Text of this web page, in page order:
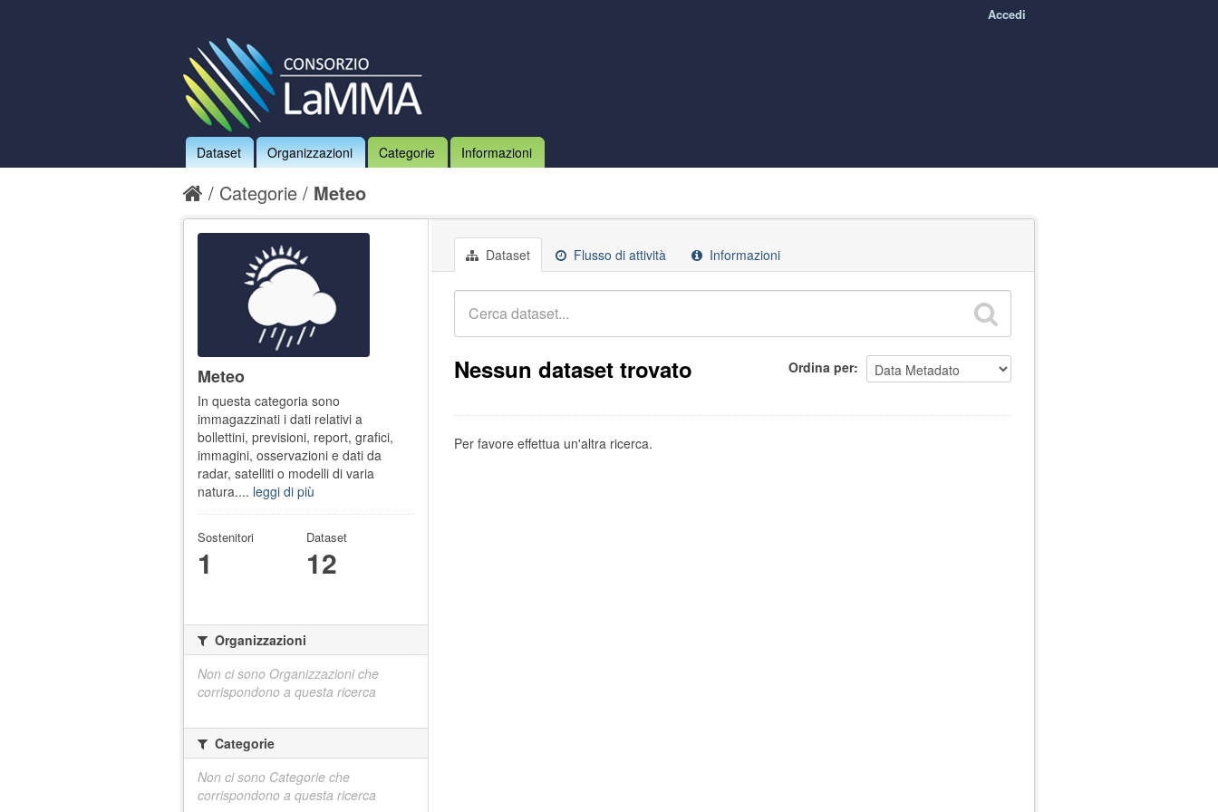
Accedi
Dataset Organizzazioni Categorie Informazioni
Categorie Meteo
Dataset Flusso di attività Informazioni
Ordina per
Nessun dataset trovato
Per favore effettua un'altra ricerca.
Meteo
In questa categoria sono
immagazzinati i dati relativi a
bollettini, previsioni, report, grafici,
immagini, osservazioni e dati da
radar, satelliti o modelli di varia
natura.... leggi di più
Sostenitori
1
Dataset
12
Organizzazioni
Non ci sono Organizzazioni che
corrispondono a questa ricerca
Categorie
Non ci sono Categorie che
corrispondono a questa ricerca